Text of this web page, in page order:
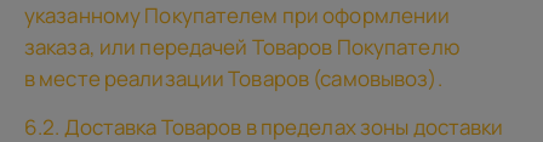
указанному Покупателем при оформлении
заказа, или передачей Товаров Покупателю
в месте реализации Товаров (самовывоз).
6.2. Доставка Товаров в пределах зоны доставки